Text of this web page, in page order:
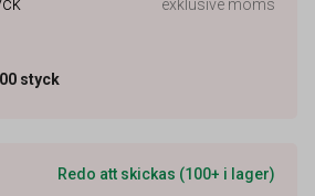
exklusive moms
styck
Redo att skickas (100+ i lager)
45560173